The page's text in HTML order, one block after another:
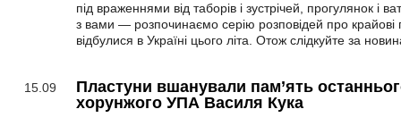
під враженнями від таборів і зустрічей, прогулянок і
з вами — розпочинаємо серію розповідей про крайові
відбулися в Україні цього літа. Отож слідкуйте за
15.09
Пластуни вшанували пам’ять
хорунжого УПА Василя Кука